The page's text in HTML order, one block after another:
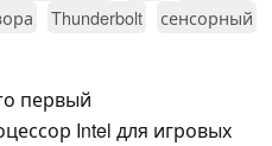
Thunderbolt
сенсорный
первый
Intel для игровых